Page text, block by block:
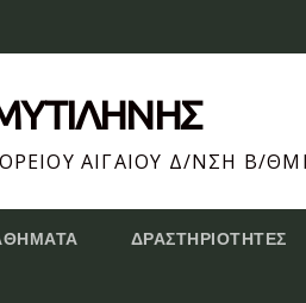
ΑΙΓΑΙΟΥ Δ/ΝΣΗ Β/
ΔΡΑΣΤΗΡΙΌΤΗΤΕΣ